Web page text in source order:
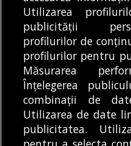
MODIFICĂ
© Copyright 2025
Găzduit de
Despre
Noi
Media
Kit
Politică
Utilizarea
publicității
profilurilor de
profilurilor pentru
Măsurarea
Înțelegerea
combinații de
Utilizarea de date
publicitatea.